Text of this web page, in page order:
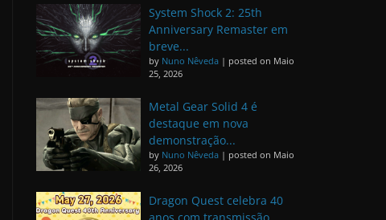
System Shock 2: 25th
Anniversary Remaster em
breve...
by Nuno Nêveda | posted on Maio
25, 2026
Metal Gear Solid 4 é
destaque em nova
demonstração...
by Nuno Nêveda | posted on Maio
26, 2026
Dragon Quest celebra 40